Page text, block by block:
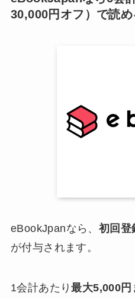
30,000円オフ）で読め
eBookJpanなら、 初回登
が付与されます。
1会計あたり最大5,000円